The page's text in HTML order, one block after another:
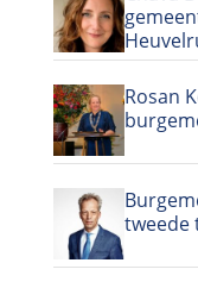
Rosan
tweede